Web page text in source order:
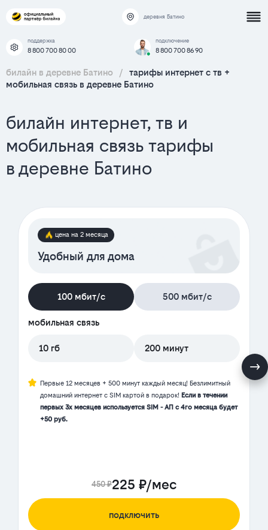
деревня Батино
поддержка
8 800 700 80 00
подключение
8 800 700 86 90
билайн в деревне Батино /
тарифы интернет c тв +
мобильная связь в деревне Батино
билайн интернет, тв и
мобильная связь тарифы
в деревне Батино
цена на 2 месяца
Удобный для дома
100 мбит/с 500 мбит/с
мобильная связь
10 гб 200 минут
Первые 12 месяцев + 500 минут каждый месяц! Безлимитный
домашний интернет с SIM картой в подарок! Если в течении
первых 3х месяцев используется SIM - АП с 4го месяца будет
+50 руб.
450 ₽225 ₽/мес
подключить